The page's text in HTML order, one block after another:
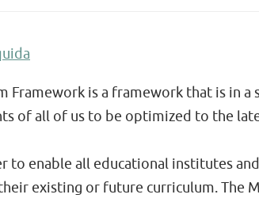
Framework is a framework that is in
of all of us to be optimized to the
to enable all educational institutes
existing or future curriculum. The